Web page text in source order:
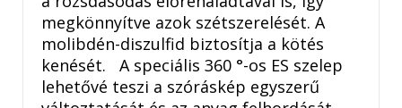
megkönnyítve azok szétszerelését. A
molibdén-diszulfid biztosítja a kötés
kenését. A speciális 360 °-os ES szelep
lehetővé teszi a szóráskép egyszerű